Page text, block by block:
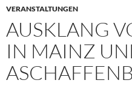
VERANSTALTUNGEN
AUSKLANG
IN MAINZ